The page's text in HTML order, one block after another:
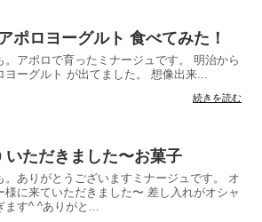
ポロヨーグルト 食べてみた！
。アポロで育ったミナージュです。 明治から
ヨーグルト が出てました。 想像出来...
続きを読む
いただきました〜お菓子
。ありがとうございますミナージュです。 オ
様に来ていただきました〜 差し入れがオシャ
ます^ ^ありがと...